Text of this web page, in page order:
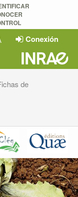
Conexión
de